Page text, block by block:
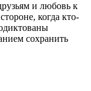
и любовь к
когда кто-
сохранить